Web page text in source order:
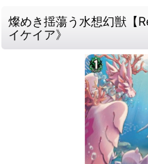
燦めき揺蕩う水想幻獣【
イケイア》